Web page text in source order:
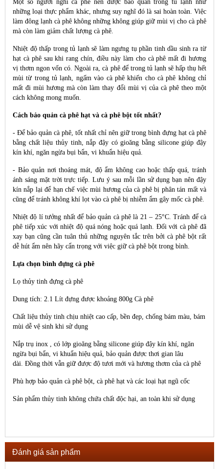
Một số người nghĩ cà phê nên được bảo quản trong tủ lạnh như
những loại thực phẩm khác, nhưng suy nghĩ đó là sai hoàn toàn. Việc
làm đông lạnh cà phê không những không giúp giữ mùi vị cho cà phê
mà còn làm giảm chất lượng cà phê.
Nhiệt độ thấp trong tủ lạnh sẽ làm ngưng tụ phần tinh dầu sinh ra từ
hạt cà phê sau khi rang chín, điều này làm cho cà phê mất đi hương
vị thơm ngon vốn có. Ngoài ra, cà phê để trong tủ lạnh sẽ hấp thụ hết
mùi từ trong tủ lạnh, ngấm vào cà phê khiến cho cà phê không chỉ
mất đi mùi hương mà còn làm thay đổi mùi vị của cà phê theo một
cách không mong muốn.
Cách bảo quản cà phê hạt và cà phê bột tốt nhất?
- Để bảo quản cà phê, tốt nhất chỉ nên giữ trong bình đựng hạt cà phê
bằng chất liệu thủy tinh, nắp đậy có gioăng bằng silicone giúp đậy
kín khí, ngăn ngừa bụi bẩn, vi khuẩn hiệu quả.
- Bảo quản nơi thoáng mát, độ ẩm không cao hoặc thấp quá, tránh
ánh sáng mặt trời trực tiếp. Lưu ý sau mỗi lần sử dụng bạn nên đậy
kín nắp lại để hạn chế việc mùi hương của cà phê bị phân tán mất và
cũng để tránh không khí lọt vào cà phê bị nhiễm ẩm gây mốc cà phê.
Nhiệt độ lí tưởng nhất để bảo quản cà phê là 21 – 25°C. Tránh để cà
phê tiếp xúc với nhiệt độ quá nóng hoặc quá lạnh. Đối với cà phê đã
xay bạn cũng cần tuân thủ những nguyên tắc trên bởi cà phê bột rất
dễ hút ẩm nên hãy cẩn trọng với việc giữ cà phê bột trong bình.
Lựa chọn bình đựng cà phê
Lọ thủy tinh đựng cà phê
Dung tích: 2.1 Lít đựng được khoảng 800g Cà phê
Chất liệu thủy tinh chịu nhiệt cao cấp, bền đẹp, chống bám màu, bám
mùi dễ vệ sinh khi sử dụng
Nắp trụ inox , có lớp gioăng bằng silicone giúp đậy kín khí, ngăn
ngừa bụi bẩn, vi khuẩn hiệu quả, bảo quản được thơi gian lâu
dài. Đồng thời vẫn giữ được độ tươi mới và hương thơm của cà phê
Phù hợp bảo quản cà phê bột, cà phê hạt và các loại hạt ngũ cốc
Sản phẩm thủy tinh không chứa chất độc hại, an toàn khi sử dụng
Đánh giá sản phẩm